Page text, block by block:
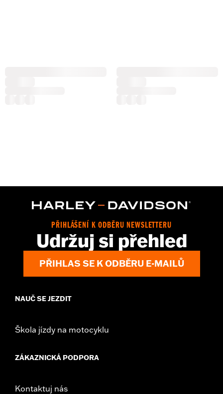
PŘIHLÁŠENÍ K ODBĚRU NEWSLETTERU
Udržuj si přehled
PŘIHLAS SE K ODBĚRU E-MAILŮ
NAUČ SE JEZDIT
Škola jízdy na motocyklu
ZÁKAZNICKÁ PODPORA
Kontaktuj nás